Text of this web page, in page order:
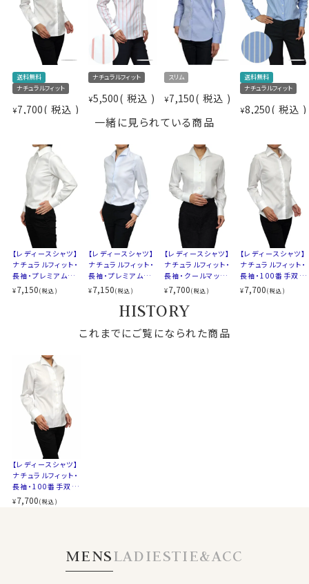
★カフスボタンも使える！
通常のボタン留プラス、カフスボタンも使えるコンバーチ
ブルカフス。
レディースシャツでも、カフスボタンの上品なアクセント
とオシャレを楽しむことが出来ます。
★ナチュラルフィット
細すぎず自然なフィット感でありながらスッキリとしたシ
ルエットのナチュラルフィット。
衿の曲線がエレガントなイタリアンカラー。
白無地の形態安定シャツは、シーンを選ばず着られる1
枚は持っていたいシャツです。
S-7号・M-9号・L-11号・LL-13号・3L-15号・4L-17号の
全6サイズにてご用意。(サイズ表10)
▼スポット商品につき再入荷はございませんのでご了承
～写真着用モデルの寸法(9号サイズ着用) ～
身長： 160cm/ 首回り： 30cm/ 肩幅 ：40cm
バスト： 83cm/ 胴回り： 66cm/ 袖丈： 52cm(肩
から)
サイズをお選びの際にご参考下さい。
▶▶サイズ選びのポイント
仕様表
素材
綿100％（100番手双糸）
形態安定
素材名
ドビーストライプ
衿型
イタリアンカラー
キーパー
なし
前立て
裏前立て
長袖
織柄無地
カフス
バレル
シングルボタン
コンバーチブルカフス
サイズ10
S-7号・M-9号・L-11号
LL-13号・3L-15号・4L-17号
全6サイズ
スタイル
ナチュラルフィット
生産国
中国
▼スポット商品につき再入荷はございません。
送料無料
ナチュラルフィット
¥7,700 税込
ナチュラルフィット
¥5,500 税込
スリム
¥7,150 税込
送料無料
ナチュラルフィット
¥8,250 税込
一緒に見られている商品
【レディースシャツ】
ナチュラルフィット・
長袖・プレミアムコ
ットン・形態安定・ワ
イドカラー
¥7,150(税込)
【レディースシャツ】
ナチュラルフィット・
長袖・プレミアムコ
ットン・形態安定・イ
タリアンカラー
¥7,150(税込)
【レディースシャツ】
ナチュラルフィット・
長袖・クールマック
ス・スーパードライ・
形態安定・イタリア
ンカラー・日本製
¥7,700(税込)
【レディースシャツ】
ナチュラルフィット・
長袖・100番手双
糸・形態安定・ワイド
カラー・日本製
¥7,700(税込)
HISTORY
これまでにご覧になられた商品
【レディースシャツ】
ナチュラルフィット・
長袖・100番手双
糸・形態安定・イタリ
アンカラー
¥7,700(税込)
MENSLADIESTIE&ACC